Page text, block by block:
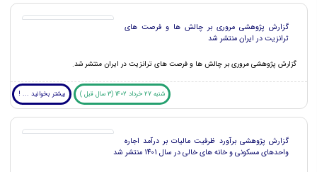
گزارش پژوهشی مروری بر چالش ها و فرصت های
ترانزیت در ایران منتشر شد
گزارش پژوهشی مروری بر چالش ها و فرصت های ترانزیت در ایران منتشر شد.
شنبه 27 خرداد 1402 (3 سال قبل ) بیشتر بخوانید ... !
گزارش پژوهشی برآورد ظرفیت مالیات بر درآمد اجاره
واحدهای مسکونی و خانه های خالی در سال 1401 منتشر شد